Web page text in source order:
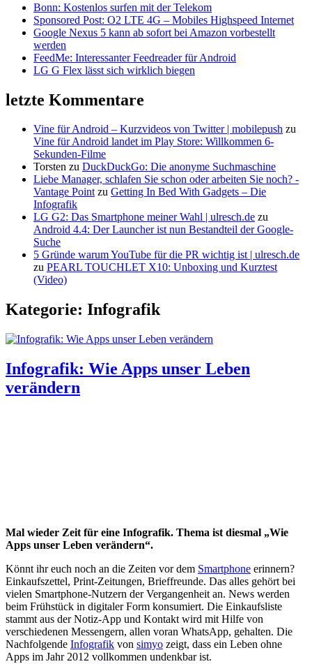
Bonn: Kostenlos surfen mit der Telekom
Sponsored Post: O2 LTE 4G – Mobiles Highspeed Internet
Google Nexus 5 kann ab sofort bei Amazon vorbestellt
werden
FeedMe: Interessanter Feedreader für Android
LG G Flex lässt sich wirklich biegen
letzte Kommentare
Vine für Android – Kurzvideos von Twitter | mobilepush zu
Vine für Android landet im Play Store: Willkommen 6-
Sekunden-Filme
Torsten zu DuckDuckGo: Die anonyme Suchmaschine
Liebe Manager, schlafen Sie schon oder arbeiten Sie noch? -
Vantage Pointzu Getting In Bed With Gadgets – Die
Infografik
LG G2: Das Smartphone meiner Wahl | ulresch.de zu
Android 4.4: Der Launcher ist nun Bestandteil der Google-
Suche
5 Gründe warum YouTube für die PR wichtig ist | ulresch.de
zu PEARL TOUCHLET X10: Unboxing und Kurztest
(Video)
Kategorie: Infografik
Infografik: Wie Apps unser Leben
verändern
Mal wieder Zeit für eine Infografik. Thema ist diesmal „Wie
Apps unser Leben verändern“.
Könnt ihr euch noch an die Zeiten vor dem Smartphone erinnern?
Einkaufszettel, Print-Zeitungen, Brieffreunde. Das alles gehört bei
vielen Smartphone-Nutzern der Vergangenheit an. News werden
beim Frühstück in digitaler Form konsumiert. Die Einkaufsliste
stammt aus der Notiz-App und Kontakt wird mit Hilfe von
verschiedenen Messengern, allen voran WhatsApp, gehalten. Die
Nachfolgende Infografik von simyo zeigt, dass ein Leben ohne
Apps im Jahr 2012 vollkommen undenkbar ist.